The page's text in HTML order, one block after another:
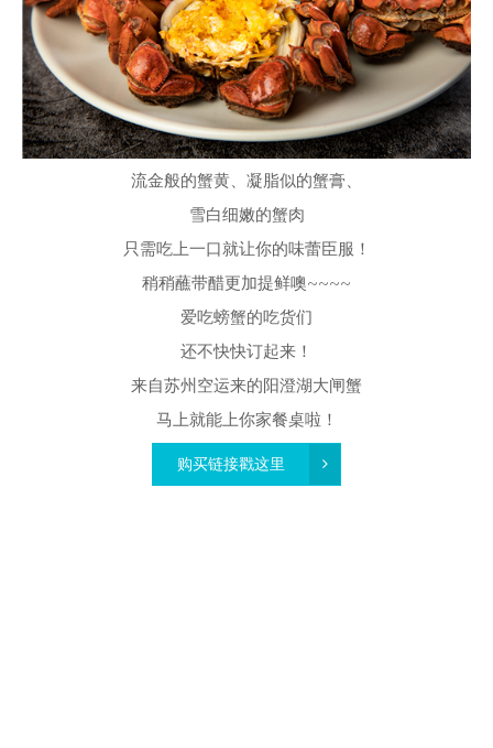
流金般的蟹黄、凝脂似的蟹膏、
雪白细嫩的蟹肉
只需吃上一口就让你的味蕾臣服！
稍稍蘸带醋更加提鲜噢~~~~
爱吃螃蟹的吃货们
还不快快订起来！
来自苏州空运来的阳澄湖大闸蟹
马上就能上你家餐桌啦！
购买链接戳这里